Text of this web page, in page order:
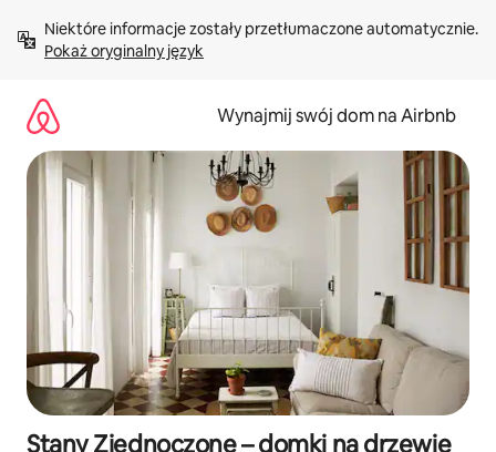
treści Pokaż oryginalny język
Wynajmij swój dom na Airbnb
Stany Zjednoczone – domki na drzewie